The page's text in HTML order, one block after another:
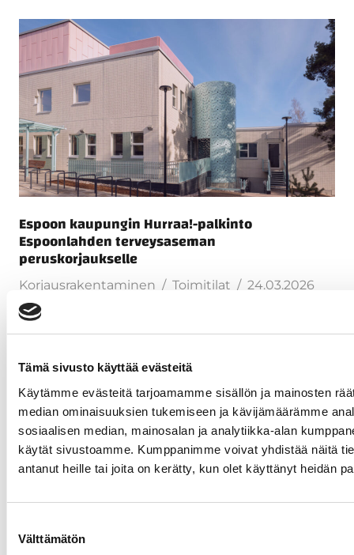
Tämä sivusto käyttää evästeitä
Käytämme evästeitä tarjoamamme sisällön ja mainosten
median ominaisuuksien tukemiseen ja kävijämäärämme
sosiaalisen median, mainosalan ja analytiikka-alan
käytät sivustoamme. Kumppanimme voivat yhdistää näitä
antanut heille tai joita on kerätty, kun olet käyttänyt heidän
valinta
Välttämätön
Espoon kaupungin Hurraa!-palkinto
Espoonlahden terveysaseman
peruskorjaukselle
Korjausrakentaminen Toimitilat 24.03.2026
Keravan Energia investoi tulevaan uudella